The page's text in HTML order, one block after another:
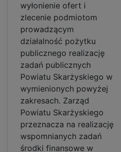
wyłonienie ofert i
zlecenie podmiotom
prowadzącym
działalność pożytku
publicznego realizację
zadań publicznych
Powiatu Skarżyskiego w
wymienionych powyżej
zakresach. Zarząd
Powiatu Skarżyskiego
przeznacza na realizację
wspomnianych zadań
środki finansowe w